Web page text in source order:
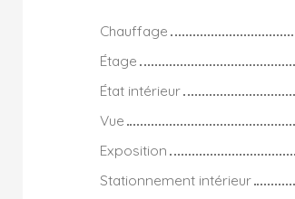
Chauffage
Étage
État intérieur
Vue
Exposition
Stationnement intérieur